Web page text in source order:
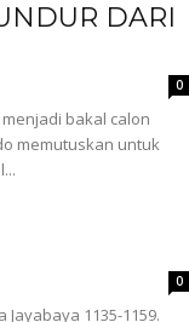
DARI
0
bakal calon
memutuskan untuk
0
Jayabaya 1135-1159.